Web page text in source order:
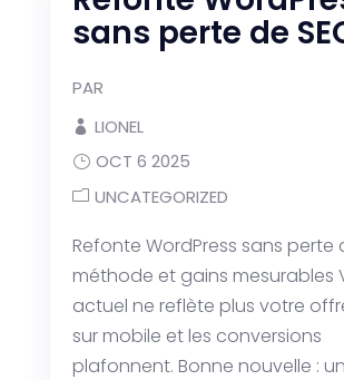
sans perte de
PAR
LIONEL
OCT 6 2025
UNCATEGORIZED
Refonte WordPress sans perte
méthode et gains mesurables
actuel ne reflète plus votre
sur mobile et les conversions
plafonnent. Bonne nouvelle :